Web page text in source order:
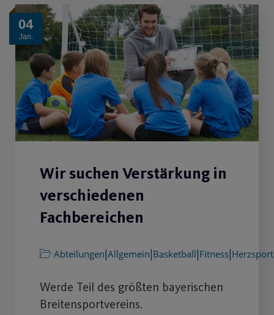
04
Jan.
Wir suchen Verstärkung in
verschiedenen
Fachbereichen
Abteilungen|Allgemein|Basketball|Fitness|Herzsport
Werde Teil des größten bayerischen
Breitensportvereins.